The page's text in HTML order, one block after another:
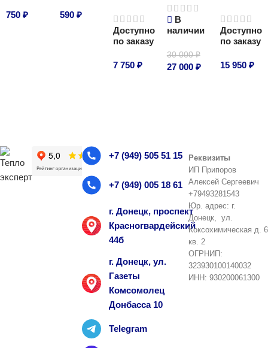
750 ₽ 590 ₽
Доступно
по заказу
7 750₽
В
наличии
30 000₽
27 000 ₽
Доступно
по заказу
15 950₽
+7 (949) 505 51 15
+7 (949) 005 18 61
г. Донецк, проспект
Красногвардейский
44б
г. Донецк, ул.
Газеты
Комсомолец
Донбасса 10
Telegram
Реквизиты
ИП Припоров
Алексей Сергеевич
+79493281543
Юр. адрес: г.
Донецк, ул.
Коксохимическая д. 6
кв. 2
ОГРНИП:
323930100140032
ИНН: 930200061300